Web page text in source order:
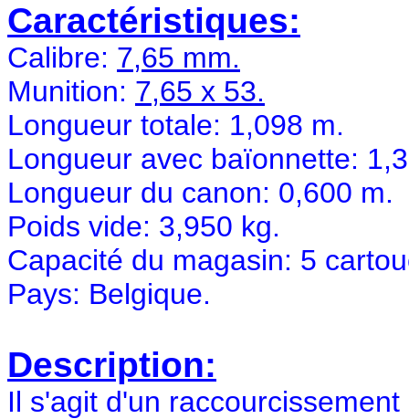
Caractéristiques:
Calibre: 7,65 mm.
Munition: 7,65 x 53.
Longueur totale: 1,098 m.
Longueur avec baïonnette:
Longueur du canon: 0,600 m.
Poids vide: 3,950 kg.
Capacité du magasin: 5
Pays: Belgique.
Description:
Il s'agit d'un